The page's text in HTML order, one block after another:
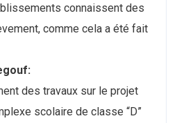
connaissent des
comme cela a été fait
des travaux sur le projet
scolaire de classe “D”